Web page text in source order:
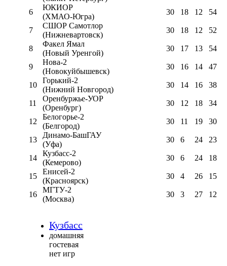
6
ЮКИОР
(ХМАО-Югра)
30 18 12 54
7
СШОР Самотлор
(Нижневартовск)
30 18 12 52
8
Факел Ямал
(Новый Уренгой)
30 17 13 54
9
Нова-2
(Новокуйбышевск)
30 16 14 47
10
Горький-2
(Нижний Новгород)
30 14 16 38
11
Оренбуржье-УОР
(Оренбург)
30 12 18 34
12
Белогорье-2
(Белгород)
30 11 19 30
13
Динамо-БашГАУ
(Уфа)
30 6 24 23
14
Кузбасс-2
(Кемерово)
30 6 24 18
15
Енисей-2
(Красноярск)
30 4 26 15
16
МГТУ-2
(Москва)
30 3 27 12
Кузбасс
домашняя
гостевая
нет игр